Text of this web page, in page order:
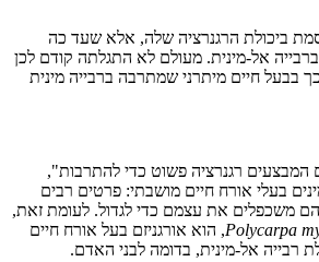
ביכולת הרגנרציה שלה, אלא שעד כה
ברבייה אל-מינית. מעולם לא התגלתה קודם לכן
בבעל חיים מיתרני שמתרבה ברבייה מינית
המבצעים רגנרציה פשוט כדי להתרבות",
בעלי אורח חיים מושבתי: פרטים רבים
משכפלים את עצמם כדי לגדול. לעומת זאת,
Polycarpa, הוא אורגניזם בעל אורח חיים
רבייה אל-מינית, בדומה לבני האדם.